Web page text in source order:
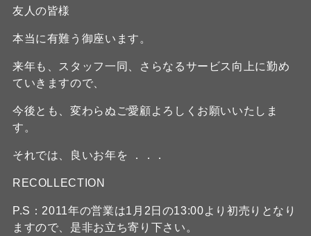
友人の皆様
本当に有難う御座います。
来年も、スタッフ一同、さらなるサービス向上に勤め
ていきますので、
今後とも、変わらぬご愛顧よろしくお願いいたしま
す。
それでは、良いお年を ．．．
RECOLLECTION
P.S：2011年の営業は1月2日の13:00より初売りとなり
ますので、是非お立ち寄り下さい。